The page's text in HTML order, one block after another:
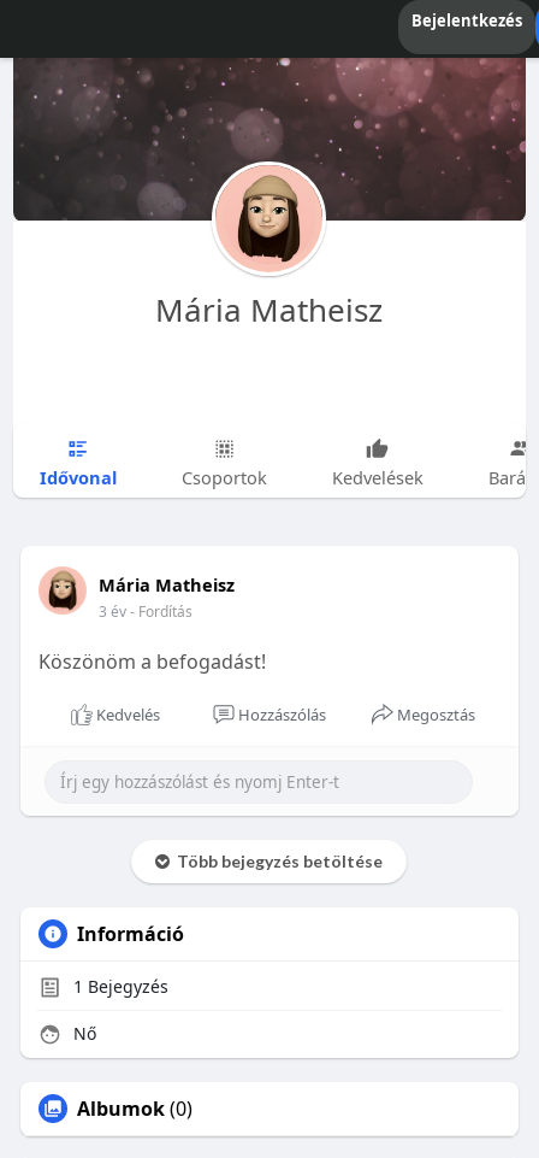
Bejelentkezés
Mária Matheisz
Idővonal Csoportok Kedvelések
Mária Matheisz
3 év- Fordítás
Köszönöm a befogadást!
Kedvelés Hozzászólás Megosztás
Több bejegyzés betöltése
Információ
1 Bejegyzés
Nő
Albumok(0)